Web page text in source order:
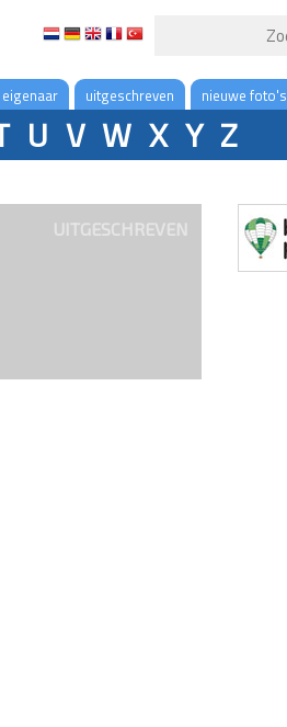
nieuwe foto's
uitgeschreven
U V W X Y Z
UITGESCHREVEN